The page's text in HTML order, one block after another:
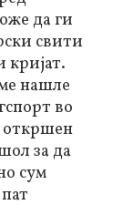
да ги
свити
нашле
во
откршен
за да
сум